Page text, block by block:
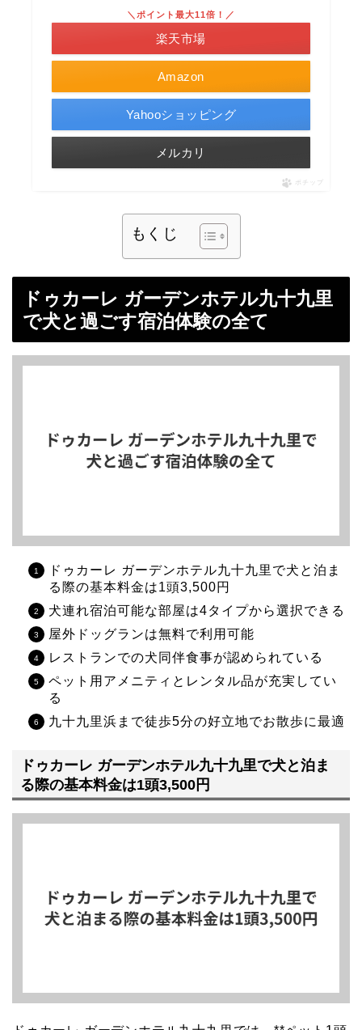
Amazon
＼ポイント最大11倍！／
楽天市場
Yahooショッピング
メルカリ
ポチップ
もくじ
ドゥカーレ ガーデンホテル九十九里
で犬と過ごす宿泊体験の全て
ドゥカーレ ガーデンホテル九十九里で犬と泊ま
る際の基本料金は1頭3,500円
犬連れ宿泊可能な部屋は4タイプから選択できる
屋外ドッグランは無料で利用可能
レストランでの犬同伴食事が認められている
ペット用アメニティとレンタル品が充実してい
る
九十九里浜まで徒歩5分の好立地でお散歩に最適
ドゥカーレ ガーデンホテル九十九里で犬と泊ま
る際の基本料金は1頭3,500円